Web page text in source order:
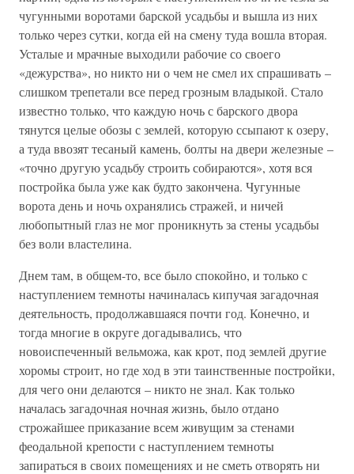
чугунными воротами барской усадьбы и вышла из них
только через сутки, когда ей на смену туда вошла вторая.
Усталые и мрачные выходили рабочие со своего
«дежурства», но никто ни о чем не смел их спрашивать –
слишком трепетали все перед грозным владыкой. Стало
известно только, что каждую ночь с барского двора
тянутся целые обозы с землей, которую ссыпают к озеру,
а туда ввозят тесаный камень, болты на двери железные –
«точно другую усадьбу строить собираются», хотя вся
постройка была уже как будто закончена. Чугунные
ворота день и ночь охранялись стражей, и ничей
любопытный глаз не мог проникнуть за стены усадьбы
без воли властелина.
Днем там, в общем-то, все было спокойно, и только с
наступлением темноты начиналась кипучая загадочная
деятельность, продолжавшаяся почти год. Конечно, и
тогда многие в округе догадывались, что
новоиспеченный вельможа, как крот, под землей другие
хоромы строит, но где ход в эти таинственные постройки,
для чего они делаются – никто не знал. Как только
началась загадочная ночная жизнь, было отдано
строжайшее приказание всем живущим за стенами
феодальной крепости с наступлением темноты
запираться в своих помещениях и не сметь отворять ни